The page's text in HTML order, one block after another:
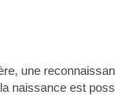
une
naissance est